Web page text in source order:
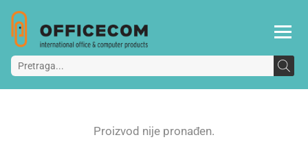
Proizvod nije pronađen.